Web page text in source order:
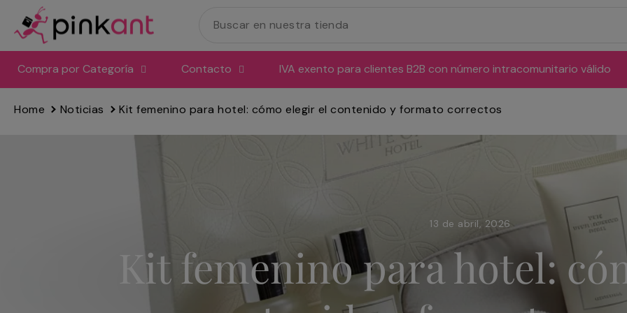
directamente
al
contenido
Compra por Categoría Contacto IVA exento para clientes B2B con número intracomunitario válido
Home Noticias Kit femenino para hotel: cómo elegir el contenido y formato correctos
13 de abril, 2026
Kit femenino para hotel: